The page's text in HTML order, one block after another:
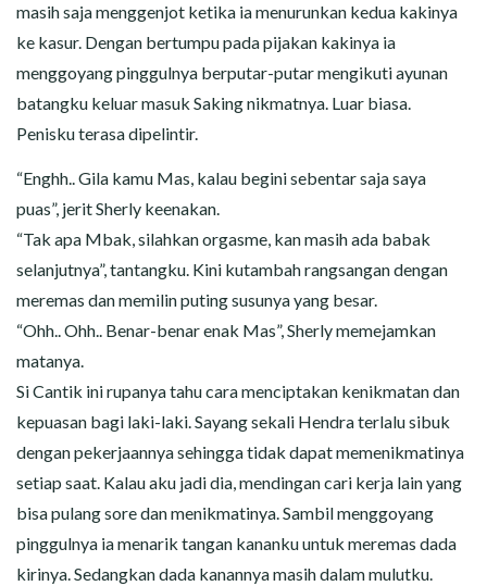
masih saja menggenjot ketika ia menurunkan kedua kakinya
ke kasur. Dengan bertumpu pada pijakan kakinya ia
menggoyang pinggulnya berputar-putar mengikuti ayunan
batangku keluar masuk Saking nikmatnya. Luar biasa.
Penisku terasa dipelintir.
“Enghh.. Gila kamu Mas, kalau begini sebentar saja saya
puas”, jerit Sherly keenakan.
“Tak apa Mbak, silahkan orgasme, kan masih ada babak
selanjutnya”, tantangku. Kini kutambah rangsangan dengan
meremas dan memilin puting susunya yang besar.
“Ohh.. Ohh.. Benar-benar enak Mas”, Sherly memejamkan
matanya.
Si Cantik ini rupanya tahu cara menciptakan kenikmatan dan
kepuasan bagi laki-laki. Sayang sekali Hendra terlalu sibuk
dengan pekerjaannya sehingga tidak dapat memenikmatinya
setiap saat. Kalau aku jadi dia, mendingan cari kerja lain yang
bisa pulang sore dan menikmatinya. Sambil menggoyang
pinggulnya ia menarik tangan kananku untuk meremas dada
kirinya. Sedangkan dada kanannya masih dalam mulutku.